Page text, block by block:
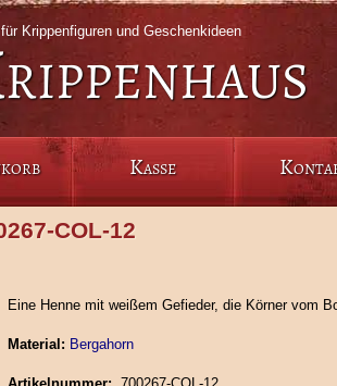
für Krippenfiguren und Geschenkideen
Kasse
Eine Henne mit weißem Gefieder, die Körner vom
Material: Bergahorn